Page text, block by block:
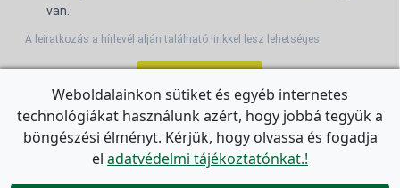
van.
A leiratkozás a hírlevél alján található linkkel lesz lehetséges.
For the English Newsletter, clickHERE.
Weboldalainkon sütiket és egyéb internetes
technológiákat használunk azért, hogy jobbá tegyük a
böngészési élményt. Kérjük, hogy olvassa és fogadja
el adatvédelmi tájékoztatónkat.!